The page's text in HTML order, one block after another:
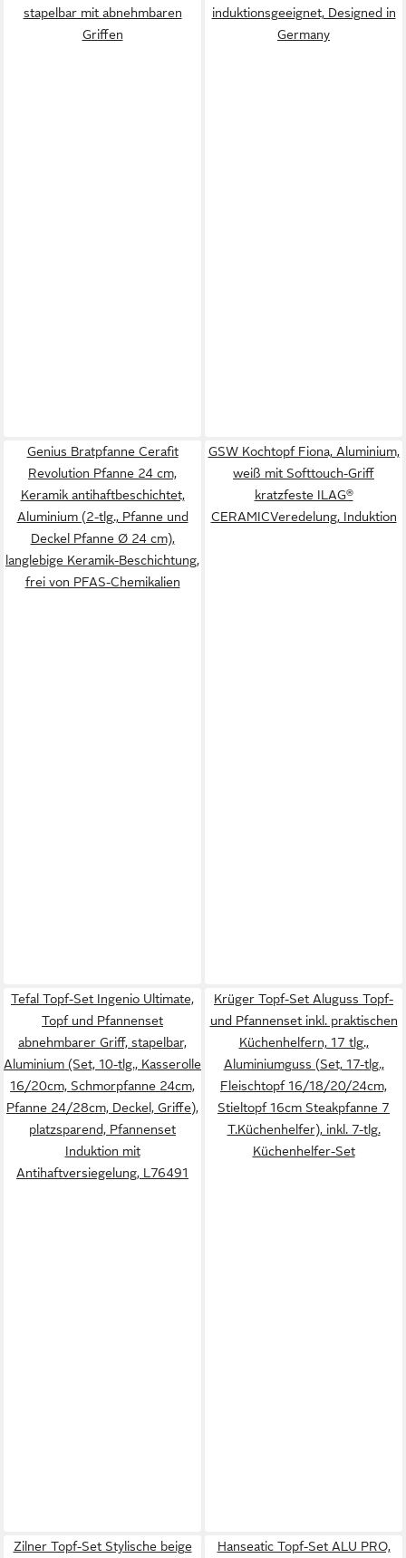
stapelbar mit abnehmbaren
Griffen
induktionsgeeignet, Designed in
Germany
Genius Bratpfanne Cerafit
Revolution Pfanne 24 cm,
Keramik antihaftbeschichtet,
Aluminium (2-tlg., Pfanne und
Deckel Pfanne Ø 24 cm),
langlebige Keramik-Beschichtung,
frei von PFAS-Chemikalien
GSW Kochtopf Fiona, Aluminium,
weiß mit Softtouch-Griff
kratzfeste ILAG®
CERAMICVeredelung, Induktion
Tefal Topf-Set Ingenio Ultimate,
Topf und Pfannenset
abnehmbarer Griff, stapelbar,
Aluminium (Set, 10-tlg., Kasserolle
16/20cm, Schmorpfanne 24cm,
Pfanne 24/28cm, Deckel, Griffe),
platzsparend, Pfannenset
Induktion mit
Antihaftversiegelung, L76491
Krüger Topf-Set Aluguss Topf-
und Pfannenset inkl. praktischen
Küchenhelfern, 17 tlg.,
Aluminiumguss (Set, 17-tlg.,
Fleischtopf 16/18/20/24cm,
Stieltopf 16cm Steakpfanne 7
T.Küchenhelfer), inkl. 7-tlg.
Küchenhelfer-Set
Zilner Topf-Set Stylische beige Hanseatic Topf-Set ALU PRO,